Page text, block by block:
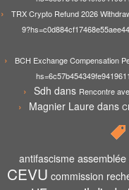
TRX Crypto Refund 2026
BCH Exchange Compensation
Sdh dans Rencontre
Magnier Laure dans
antifascisme
CEVU commission